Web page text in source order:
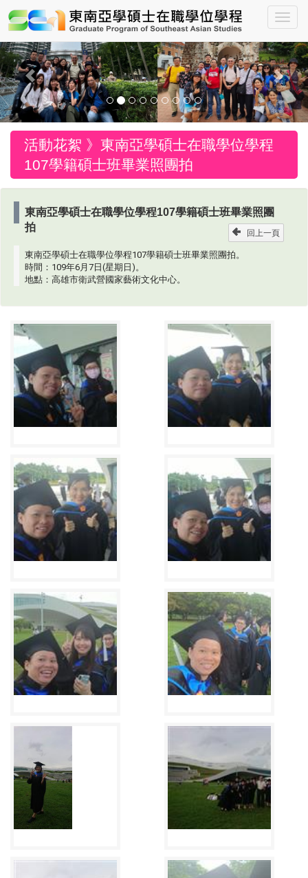
Previous
活動花絮 》 東南亞學碩士在職學位學程
107學籍碩士班畢業照團拍
東南亞學碩士在職學位學程107學籍碩士班畢業照團
拍
回上一頁
東南亞學碩士在職學位學程107學籍碩士班畢業照團拍。
時間：109年6月7日(星期日)。
地點：高雄市衛武營國家藝術文化中心。